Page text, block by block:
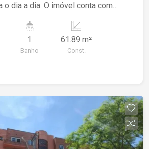
O imóvel conta com
proporcionando mais
as tarefas domésticas. Possui
e 01 banheiro, com
e demais facilidades da
1
Banho
61.89 m²
Const.